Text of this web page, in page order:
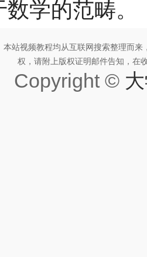
学的范畴。
本站视频教程均从互联网搜索整理而
权，请附上版权证明邮件告知，在
Copyright ©